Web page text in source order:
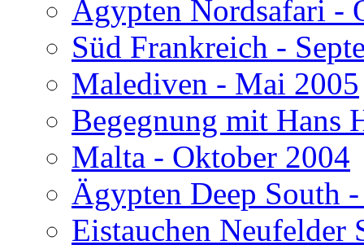
Ägypten Nordsafari -
Süd Frankreich -
Malediven - Mai 2005
Begegnung mit Hans
Malta - Oktober 2004
Ägypten Deep South
Eistauchen Neufelder